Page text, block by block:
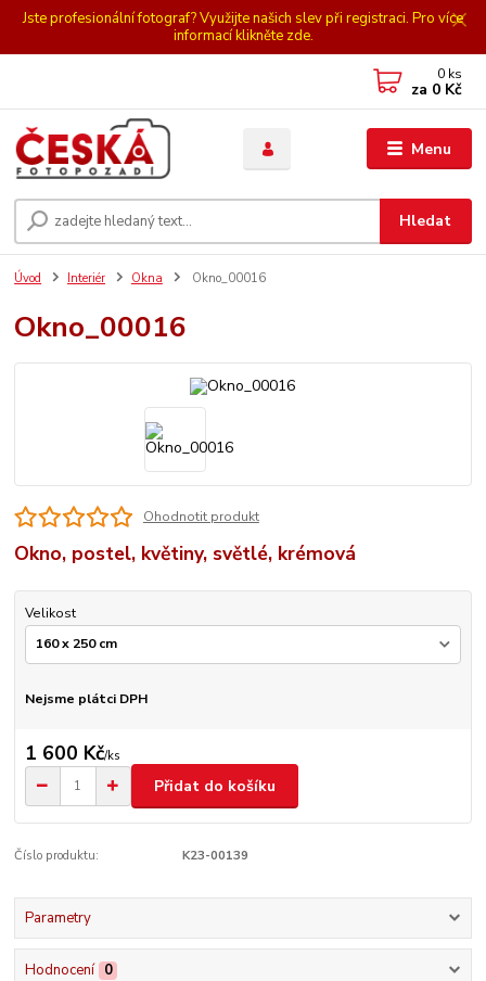
Jste profesionální fotograf? Využijte našich slev při registraci. Pro více
informací klikněte zde.
Menu
Hledat
0 ks
za 0 Kč
Úvod Interiér Okna Okno_00016
Okno_00016
Ohodnotit produkt
Okno, postel, květiny, světlé, krémová
Velikost
Nejsme plátci DPH
1 600 Kč/ks
Přidat do košíku
Číslo produktu: K23-00139
Parametry
Hodnocení 0